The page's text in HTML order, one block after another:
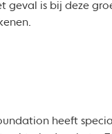
geval is bij deze
heeft